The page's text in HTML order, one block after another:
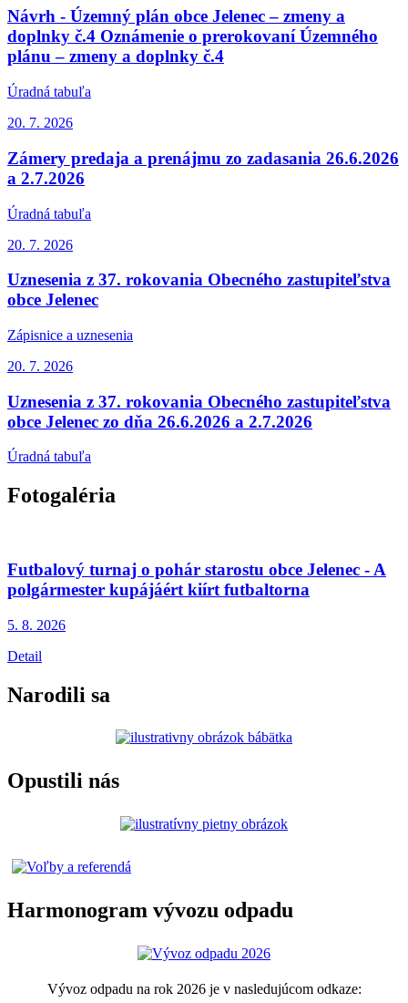
Návrh - Územný plán obce Jelenec – zmeny a
doplnky č.4 Oznámenie o prerokovaní Územného
plánu – zmeny a doplnky č.4
Úradná tabuľa
20. 7. 2026
Zámery predaja a prenájmu zo zadasania 26.6.2026
a 2.7.2026
Úradná tabuľa
20. 7. 2026
Uznesenia z 37. rokovania Obecného zastupiteľstva
obce Jelenec
Zápisnice a uznesenia
20. 7. 2026
Uznesenia z 37. rokovania Obecného zastupiteľstva
obce Jelenec zo dňa 26.6.2026 a 2.7.2026
Úradná tabuľa
Fotogaléria
Futbalový turnaj o pohár starostu obce Jelenec - A
polgármester kupájáért kiírt futbaltorna
5. 8. 2026
Detail
Narodili sa
Opustili nás
Harmonogram vývozu odpadu
Vývoz odpadu na rok 2026 je v nasledujúcom odkaze: